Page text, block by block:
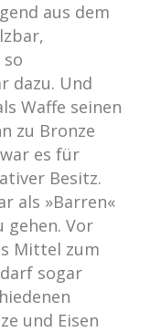
aus dem
dazu. Und
Waffe seinen
zu Bronze
es für
Besitz.
als »Barren«
gehen. Vor
Mittel zum
sogar
und Eisen